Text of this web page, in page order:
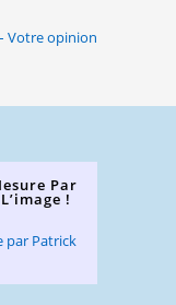
Votre opinion
Par
!